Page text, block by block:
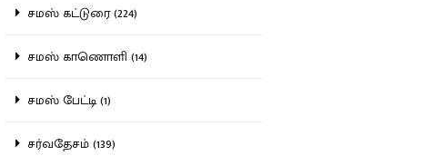
சமஸ் கட்டுரை (224)
சமஸ் காணொளி (14)
சமஸ் பேட்டி (1)
சர்வதேசம் (139)